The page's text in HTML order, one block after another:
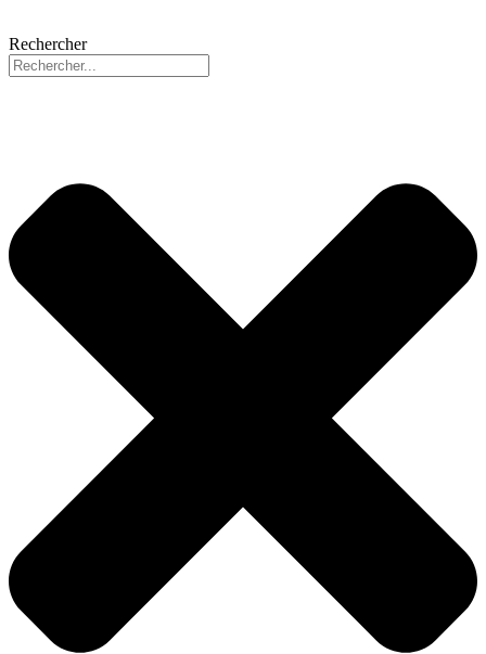
Rechercher